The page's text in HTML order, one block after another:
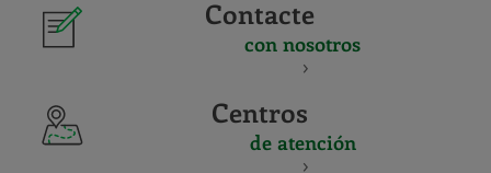
Contacte
con nosotros
Centros
de atención